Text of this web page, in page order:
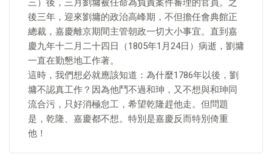
三）後，三月劉墉被任命為負責案件審理的官員。之
後三年，迎來劉墉的政治高峰期，不但擔任會典館正
總裁，嘉慶離京期間主管朝政一切大小事宜。直到嘉
慶九年十二月二十四日（1805年1月24日）病逝，劉墉
一直在勤懇地工作著。
這時，我們想必就應該知道：為什麼1786年以後，劉
墉不認真工作？因為他鬥不過和珅，又不想與和珅同
流合污，只好消極怠工，希望乾隆趕他走。但問題
是，乾隆、嘉慶都不想。特別是嘉慶反而特別倚重
他！